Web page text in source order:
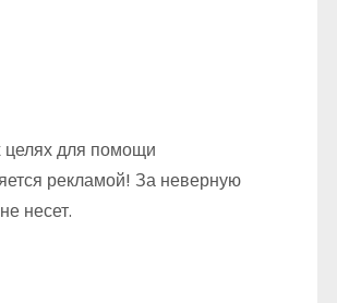
целях для помощи
рекламой! За неверную
несет.